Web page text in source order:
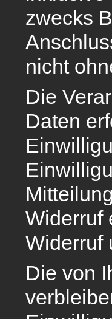
zwecks
nicht
Die
Daten
Widerruf
Widerruf
Die von